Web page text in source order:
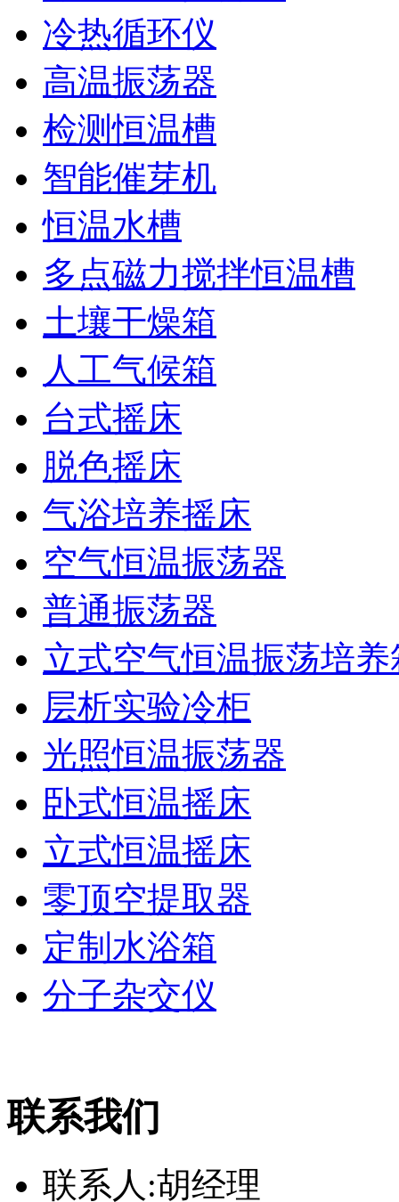
冷热循环仪
高温振荡器
检测恒温槽
智能催芽机
恒温水槽
多点磁力搅拌恒温槽
土壤干燥箱
人工气候箱
台式摇床
脱色摇床
气浴培养摇床
空气恒温振荡器
普通振荡器
立式空气恒温振荡培养
层析实验冷柜
光照恒温振荡器
卧式恒温摇床
立式恒温摇床
零顶空提取器
定制水浴箱
分子杂交仪
联系我们
联系人:胡经理